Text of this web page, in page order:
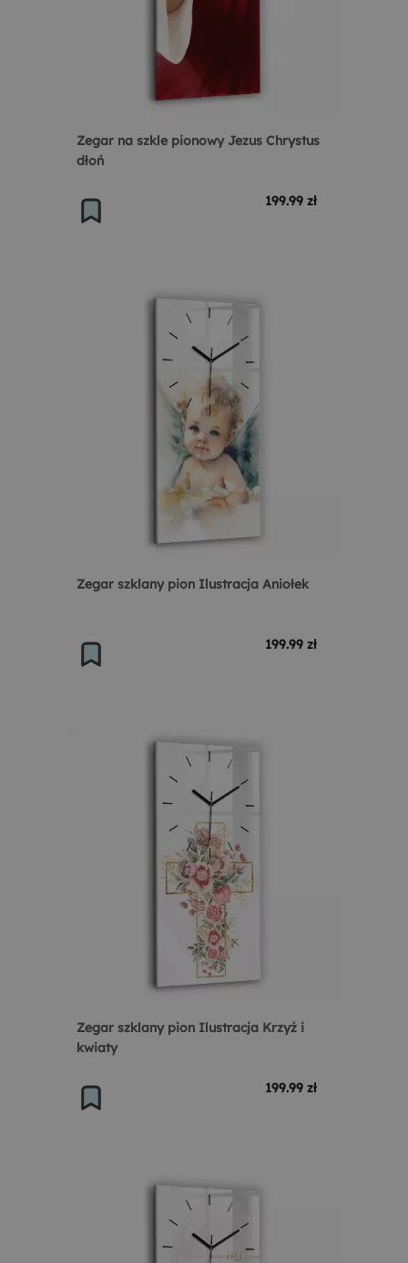
Zegar na szkle pionowy Jezus Chrystus
dłoń
199.99 zł
Zegar szklany pion Ilustracja Aniołek
199.99 zł
Zegar szklany pion Ilustracja Krzyż i
kwiaty
199.99 zł